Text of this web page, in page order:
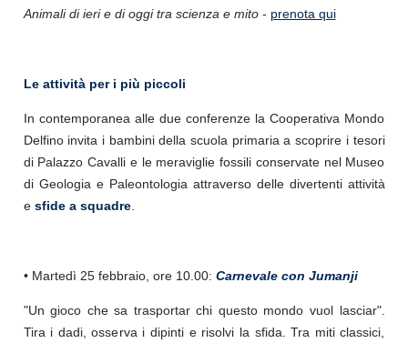
Animali di ieri e di oggi tra scienza e mito- prenota qui
Le attività per i più piccoli
In contemporanea alle due conferenze la Cooperativa Mondo
Delfino invita i bambini della scuola primaria a scoprire i tesori
di Palazzo Cavalli e le meraviglie fossili conservate nel Museo
di Geologia e Paleontologia attraverso delle divertenti attività
e sfide a squadre.
• Martedì 25 febbraio, ore 10.00: Carnevale con Jumanji
"Un gioco che sa trasportar chi questo mondo vuol lasciar".
Tira i dadi, osserva i dipinti e risolvi la sfida. Tra miti classici,